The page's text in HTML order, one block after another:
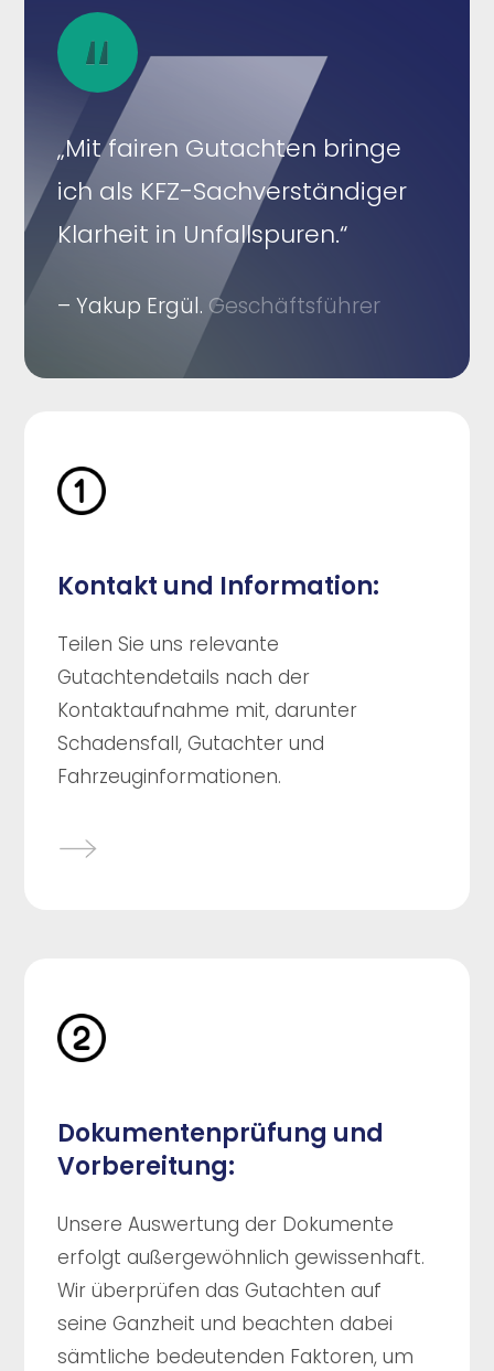
„Mit fairen Gutachten bringe
ich als KFZ-Sachverständiger
Klarheit in Unfallspuren.“
– Yakup Ergül. Geschäftsführer
Kontakt und Information:
Teilen Sie uns relevante
Gutachtendetails nach der
Kontaktaufnahme mit, darunter
Schadensfall, Gutachter und
Fahrzeuginformationen.
Dokumentenprüfung und
Vorbereitung:
Unsere Auswertung der Dokumente
erfolgt außergewöhnlich gewissenhaft.
Wir überprüfen das Gutachten auf
seine Ganzheit und beachten dabei
sämtliche bedeutenden Faktoren, um